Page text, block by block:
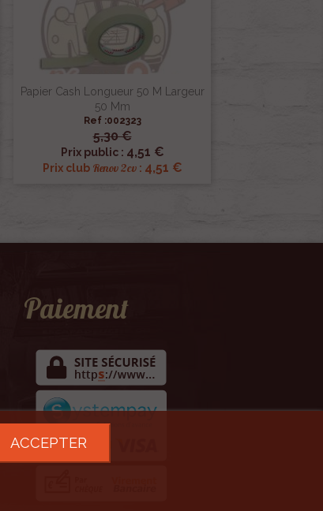
Papier Cash Longueur 50 M Largeur
50 Mm
Ref :002323
5,30 €
Prix public : 4,51 €
Prix club Renov 2cv: 4,51 €
 Aperçu rapide
Paiement
ACCEPTER